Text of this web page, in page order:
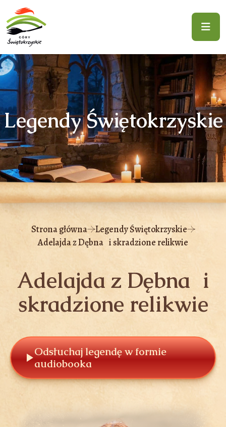
Legendy Świętokrzyskie
Strona główna
Legendy Świętokrzyskie
Adelajda z Dębna i skradzione relikwie
Adelajda z Dębna i
skradzione relikwie
Odsłuchaj legendę w formie
audiobooka